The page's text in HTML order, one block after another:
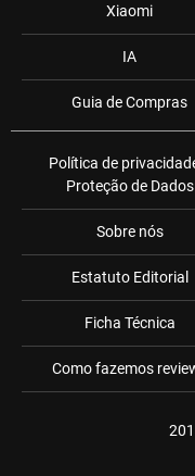
Xiaomi
IA
Guia de Compras
Política de
Proteção de Dados
Sobre nós
Estatuto Editorial
Ficha Técnica
Como fazemos